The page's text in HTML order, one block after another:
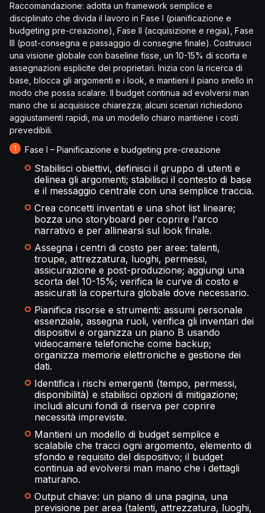
Raccomandazione: adotta un framework semplice e
disciplinato che divida il lavoro in Fase I (pianificazione e
budgeting pre-creazione), Fase II (acquisizione e regia), Fase
III (post-consegna e passaggio di consegne finale). Costruisci
una visione globale con baseline fisse, un 10-15% di scorta e
assegnazioni esplicite dei proprietari. Inizia con la ricerca di
base, blocca gli argomenti e i look, e mantieni il piano snello in
modo che possa scalare. Il budget continua ad evolversi man
mano che si acquisisce chiarezza; alcuni scenari richiedono
aggiustamenti rapidi, ma un modello chiaro mantiene i costi
prevedibili.
Fase I – Pianificazione e budgeting pre-creazione
Stabilisci obiettivi, definisci il gruppo di utenti e
delinea gli argomenti; stabilisci il contesto di base
e il messaggio centrale con una semplice traccia.
Crea concetti inventati e una shot list lineare;
bozza uno storyboard per coprire l'arco
narrativo e per allinearsi sul look finale.
Assegna i centri di costo per aree: talenti,
troupe, attrezzatura, luoghi, permessi,
assicurazione e post-produzione; aggiungi una
scorta del 10-15%; verifica le curve di costo e
assicurati la copertura globale dove necessario.
Pianifica risorse e strumenti: assumi personale
essenziale, assegna ruoli, verifica gli inventari dei
dispositivi e organizza un piano B usando
videocamere telefoniche come backup;
organizza memorie elettroniche e gestione dei
dati.
Identifica i rischi emergenti (tempo, permessi,
disponibilità) e stabilisci opzioni di mitigazione;
includi alcuni fondi di riserva per coprire
necessità impreviste.
Mantieni un modello di budget semplice e
scalabile che tracci ogni argomento, elemento di
sfondo e requisito del dispositivo; il budget
continua ad evolversi man mano che i dettagli
maturano.
Output chiave: un piano di una pagina, una
previsione per area (talenti, attrezzatura, luoghi,